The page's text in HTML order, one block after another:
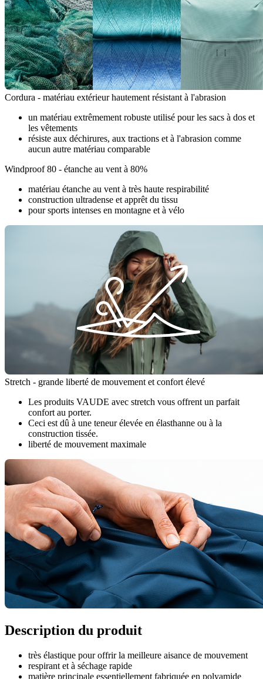
Cordura - matériau extérieur hautement résistant à l'abrasion
un matériau extrêmement robuste utilisé pour les sacs à dos et
les vêtements
résiste aux déchirures, aux tractions et à l'abrasion comme
aucun autre matériau comparable
Windproof 80 - étanche au vent à 80%
matériau étanche au vent à très haute respirabilité
construction ultradense et apprêt du tissu
pour sports intenses en montagne et à vélo
Stretch - grande liberté de mouvement et confort élevé
Les produits VAUDE avec stretch vous offrent un parfait
confort au porter.
Ceci est dû à une teneur élevée en élasthanne ou à la
construction tissée.
liberté de mouvement maximale
Description du produit
très élastique pour offrir la meilleure aisance de mouvement
respirant et à séchage rapide
matière principale essentiellement fabriquée en polyamide